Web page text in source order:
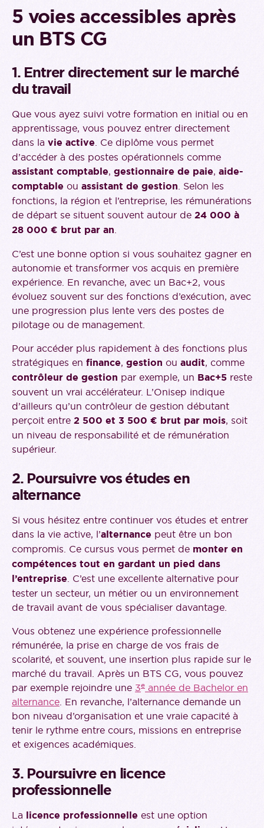
5 voies accessibles après
un BTS CG
1. Entrer directement sur le marché
du travail
Que vous ayez suivi votre formation en initial ou en
apprentissage, vous pouvez entrer directement
dans la vie active. Ce diplôme vous permet
d’accéder à des postes opérationnels comme
assistant comptable, gestionnaire de paie, aide-
comptable ou assistant de gestion. Selon les
fonctions, la région et l’entreprise, les rémunérations
de départ se situent souvent autour de 24 000 à
28 000 € brut par an.
C’est une bonne option si vous souhaitez gagner en
autonomie et transformer vos acquis en première
expérience. En revanche, avec un Bac+2, vous
évoluez souvent sur des fonctions d’exécution, avec
une progression plus lente vers des postes de
pilotage ou de management.
Pour accéder plus rapidement à des fonctions plus
stratégiques en finance, gestion ou audit, comme
contrôleur de gestion par exemple, un Bac+5 reste
souvent un vrai accélérateur. L’Onisep indique
d’ailleurs qu’un contrôleur de gestion débutant
perçoit entre 2 500 et 3 500 € brut par mois, soit
un niveau de responsabilité et de rémunération
supérieur.
2. Poursuivre vos études en
alternance
Si vous hésitez entre continuer vos études et entrer
dans la vie active, l’alternance peut être un bon
compromis. Ce cursus vous permet de monter en
compétences tout en gardant un pied dans
l’entreprise. C’est une excellente alternative pour
tester un secteur, un métier ou un environnement
de travail avant de vous spécialiser davantage.
Vous obtenez une expérience professionnelle
rémunérée, la prise en charge de vos frais de
scolarité, et souvent, une insertion plus rapide sur le
marché du travail. Après un BTS CG, vous pouvez
par exemple rejoindre une 3e année de Bachelor en
alternance. En revanche, l’alternance demande un
bon niveau d’organisation et une vraie capacité à
tenir le rythme entre cours, missions en entreprise
et exigences académiques.
3. Poursuivre en licence
professionnelle
La licence professionnelle est une option